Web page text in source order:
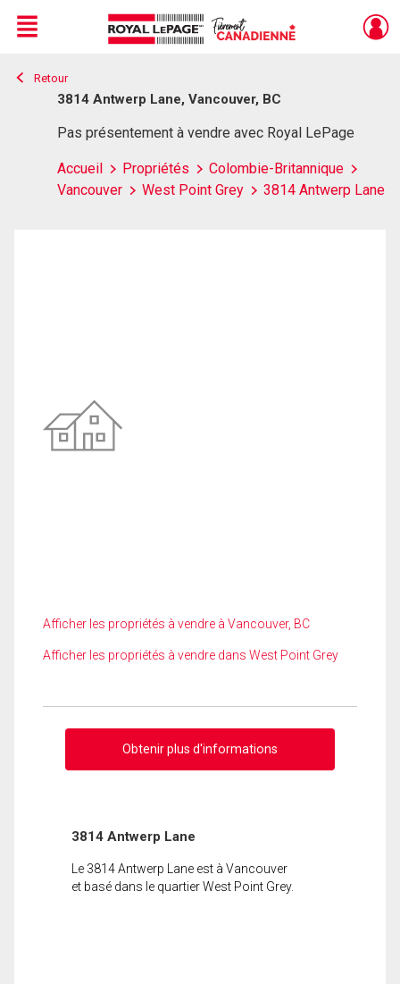
Live
En Direct
Menu
Retour
3814 Antwerp Lane, Vancouver, BC
Pas présentement à vendre avec Royal LePage
Accueil Propriétés
Colombie-Britannique
Vancouver
West Point Grey 3814 Antwerp Lane
Afficher les propriétés à vendre à Vancouver, BC
Afficher les propriétés à vendre dans West Point Grey
Obtenir plus d'informations
3814 Antwerp Lane
Le 3814 Antwerp Lane est à Vancouver
et basé dans le quartier West Point Grey.